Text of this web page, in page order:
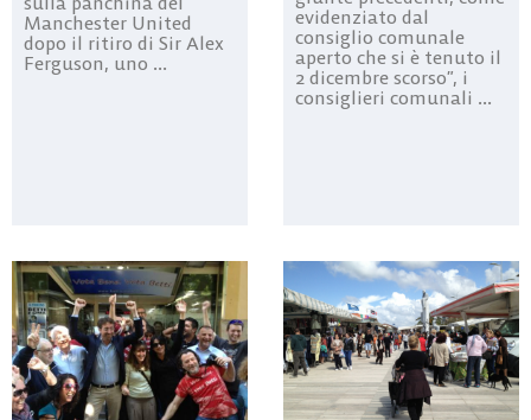
Manchester United
dopo il ritiro di Sir Alex
Ferguson, uno ...
evidenziato dal
consiglio comunale
aperto che si è tenuto il
2 dicembre scorso”, i
consiglieri comunali ...